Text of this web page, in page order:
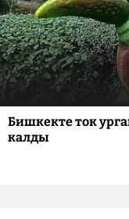
Бишкекте ток
калды